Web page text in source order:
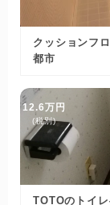
クッションフ
都市
12.6万円
(税別)
TOTOのトイ